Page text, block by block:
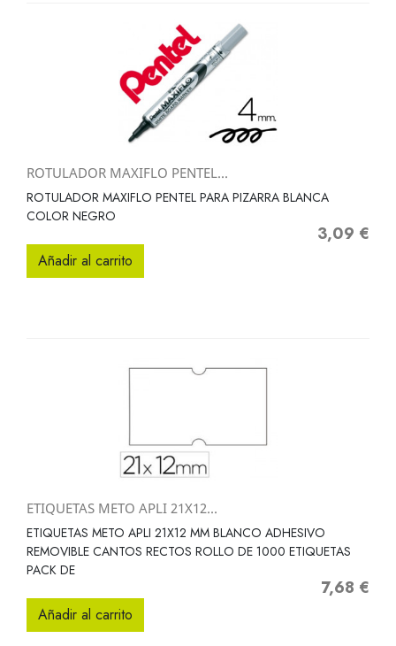
ROTULADOR MAXIFLO PENTEL...
ROTULADOR MAXIFLO PENTEL PARA PIZARRA BLANCA
COLOR NEGRO
Precio
3,09 €
Añadir al carrito
ETIQUETAS METO APLI 21X12...
ETIQUETAS METO APLI 21X12 MM BLANCO ADHESIVO
REMOVIBLE CANTOS RECTOS ROLLO DE 1000 ETIQUETAS
PACK DE
Precio
7,68 €
Añadir al carrito